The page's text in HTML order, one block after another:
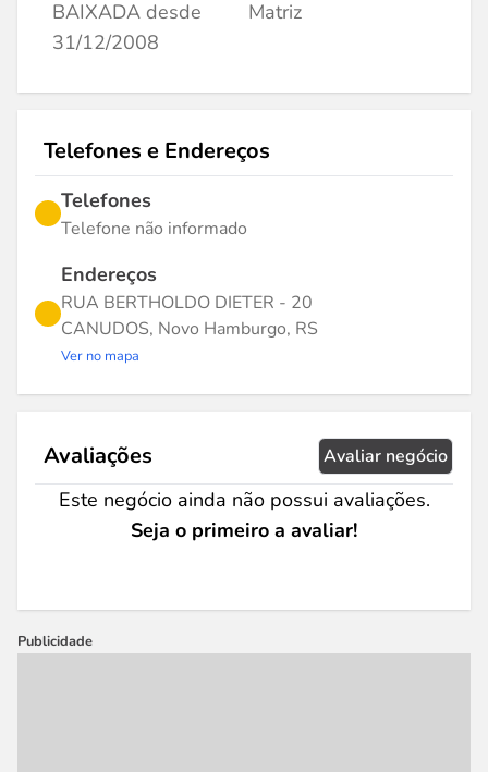
BAIXADA desde
31/12/2008
Matriz
Telefones e Endereços
Telefones
Telefone não informado
Endereços
RUA BERTHOLDO DIETER - 20
CANUDOS, Novo Hamburgo, RS
Ver no mapa
Avaliações Avaliar negócio
Este negócio ainda não possui avaliações.
Seja o primeiro a avaliar!
Publicidade